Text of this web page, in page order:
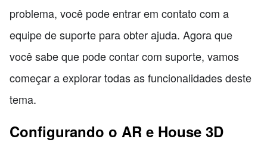
problema, você pode entrar em contato com a
equipe de suporte para obter ajuda. Agora que
você sabe que pode contar com suporte, vamos
começar a explorar todas as funcionalidades deste
tema.
Configurando o AR e House 3D